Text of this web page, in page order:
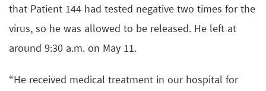
that Patient 144 had tested negative two times for the
virus, so he was allowed to be released. He left at
around 9:30 a.m. on May 11.
“He received medical treatment in our hospital for